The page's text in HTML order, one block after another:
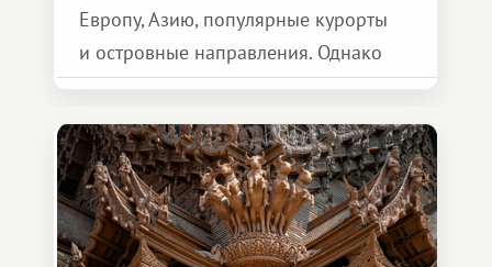
Европу, Азию, популярные курорты
и островные направления. Однако
возможности обменной системы
значительно шире. Среди них есть
и Африка — континент, который
способен подарить совершенно иной
формат путешествия.